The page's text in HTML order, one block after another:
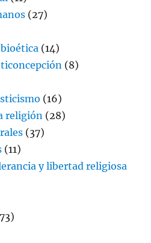
(27)
(14)
(8)
(16)
religión (28)
(37)
(11)
y libertad religiosa